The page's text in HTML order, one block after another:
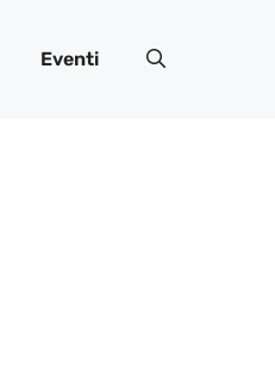
Eventi